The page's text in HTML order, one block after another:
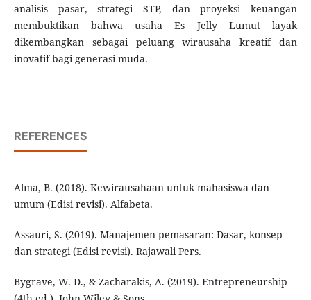
analisis pasar, strategi STP, dan proyeksi keuangan
membuktikan bahwa usaha Es Jelly Lumut layak
dikembangkan sebagai peluang wirausaha kreatif dan
inovatif bagi generasi muda.
REFERENCES
Alma, B. (2018). Kewirausahaan untuk mahasiswa dan
umum (Edisi revisi). Alfabeta.
Assauri, S. (2019). Manajemen pemasaran: Dasar, konsep
dan strategi (Edisi revisi). Rajawali Pers.
Bygrave, W. D., & Zacharakis, A. (2019). Entrepreneurship